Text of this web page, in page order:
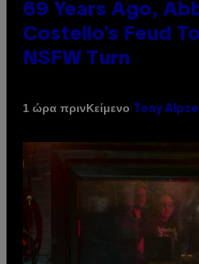
69 Years Ago,
Costello’s Feud
NSFW Turn
1 ώρα πρινΚείμενο Tony